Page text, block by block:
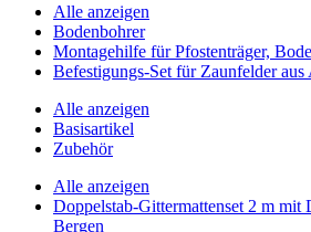
Alle anzeigen
Bodenbohrer
Montagehilfe für Pfostenträger,
Befestigungs-Set für Zaunfelder
Alle anzeigen
Basisartikel
Zubehör
Alle anzeigen
Doppelstab-Gittermattenset 2 m mit
Bergen